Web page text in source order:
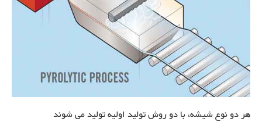
هر دو نوع شیشه، با دو روش تولید اولیه تولید می شوند